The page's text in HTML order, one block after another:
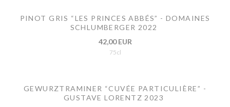
PINOT GRIS “LES PRINCES ABBÉS” - DOMAINES
SCHLUMBERGER 2022
42,00 EUR
75cl
GEWURZTRAMINER “CUVÉE PARTICULIÈRE” -
GUSTAVE LORENTZ 2023